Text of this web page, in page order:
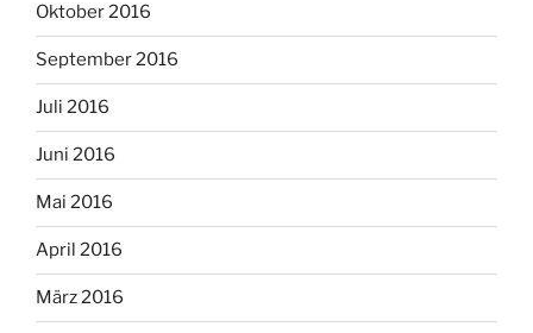
Oktober 2016
September 2016
Juli 2016
Juni 2016
Mai 2016
April 2016
März 2016